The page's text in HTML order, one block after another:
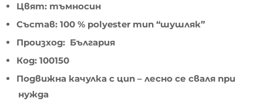
Цвят: тъмносин
Състав: 100 % polyester тип “шушляк”
Произход: България
Код: 100150
Подвижна качулка с цип – лесно се сваля при
нужда